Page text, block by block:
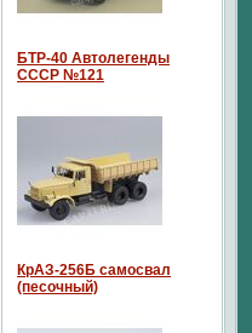
БТР-40 Автолегенды
СССР №121
КрАЗ-256Б самосвал
(песочный)